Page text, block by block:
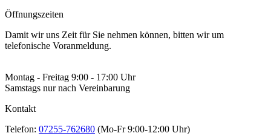
Öffnungszeiten
Damit wir uns Zeit für Sie nehmen können, bitten wir um
telefonische Voranmeldung.
Montag - Freitag 9:00 - 17:00 Uhr
Samstags nur nach Vereinbarung
Kontakt
Telefon: 07255-762680 (Mo-Fr 9:00-12:00 Uhr)